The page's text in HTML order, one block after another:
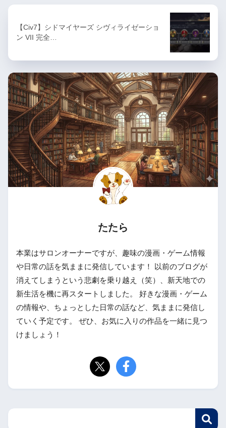
【Civ7】シドマイヤーズ シヴィライゼーショ
ン VII 完全…
たたら
本業はサロンオーナーですが、趣味の漫画・ゲーム情報
や日常の話を気ままに発信しています！ 以前のブログが
消えてしまうという悲劇を乗り越え（笑）、新天地での
新生活を機に再スタートしました。 好きな漫画・ゲーム
の情報や、ちょっとした日常の話など、気ままに発信し
ていく予定です。 ぜひ、お気に入りの作品を一緒に見つ
けましょう！